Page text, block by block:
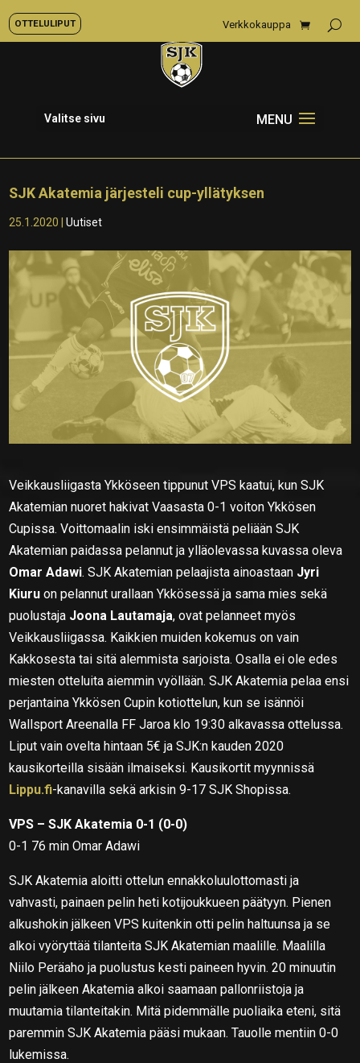
OTTELULIPUT Verkkokauppa
Valitse sivu
SJK Akatemia järjesteli cup-yllätyksen
25.1.2020 |Uutiset
Veikkausliigasta Ykköseen tippunut VPS kaatui, kun SJK
Akatemian nuoret hakivat Vaasasta 0-1 voiton Ykkösen
Cupissa. Voittomaalin iski ensimmäistä peliään SJK
Akatemian paidassa pelannut ja ylläolevassa kuvassa oleva
Omar Adawi. SJK Akatemian pelaajista ainoastaan Jyri
Kiuru on pelannut urallaan Ykkösessä ja sama mies sekä
puolustaja Joona Lautamaja, ovat pelanneet myös
Veikkausliigassa. Kaikkien muiden kokemus on vain
Kakkosesta tai sitä alemmista sarjoista. Osalla ei ole edes
miesten otteluita aiemmin vyöllään. SJK Akatemia pelaa ensi
perjantaina Ykkösen Cupin kotiottelun, kun se isännöi
Wallsport Areenalla FF Jaroa klo 19:30 alkavassa ottelussa.
Liput vain ovelta hintaan 5€ ja SJK:n kauden 2020
kausikorteilla sisään ilmaiseksi. Kausikortit myynnissä
Lippu.fi-kanavilla sekä arkisin 9-17 SJK Shopissa.
VPS – SJK Akatemia 0-1 (0-0)
0-1 76 min Omar Adawi
SJK Akatemia aloitti ottelun ennakkoluulottomasti ja
vahvasti, painaen pelin heti kotijoukkueen päätyyn. Pienen
alkushokin jälkeen VPS kuitenkin otti pelin haltuunsa ja se
alkoi vyöryttää tilanteita SJK Akatemian maalille. Maalilla
Niilo Peräaho ja puolustus kesti paineen hyvin. 20 minuutin
pelin jälkeen Akatemia alkoi saamaan pallonriistoja ja
muutamia tilanteitakin. Mitä pidemmälle puoliaika eteni, sitä
paremmin SJK Akatemia pääsi mukaan. Tauolle mentiin 0-0
lukemissa.